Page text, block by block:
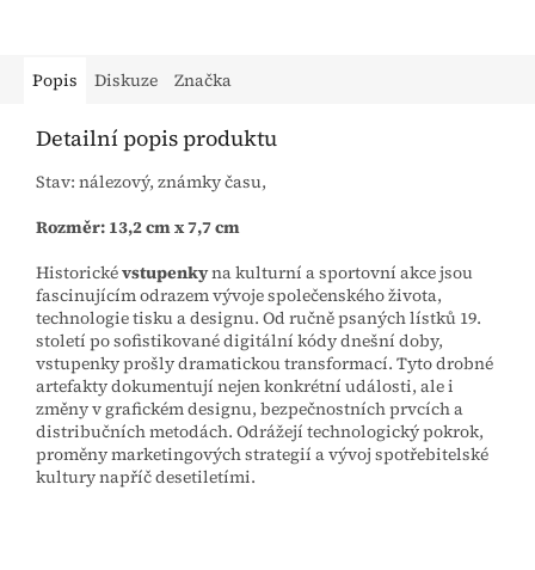
Popis Diskuze Značka
Detailní popis produktu
Stav: nálezový, známky času,
Rozměr: 13,2 cm x 7,7 cm
Historickévstupenkyna kulturní a sportovní akce jsou
fascinujícím odrazem vývoje společenského života,
technologie tisku a designu. Od ručně psaných lístků 19.
století po sofistikované digitální kódy dnešní doby,
vstupenky prošly dramatickou transformací. Tyto drobné
artefakty dokumentují nejen konkrétní události, ale i
změny v grafickém designu, bezpečnostních prvcích a
distribučních metodách. Odrážejí technologický pokrok,
proměny marketingových strategií a vývoj spotřebitelské
kultury napříč desetiletími.